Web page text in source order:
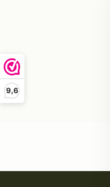
9,6